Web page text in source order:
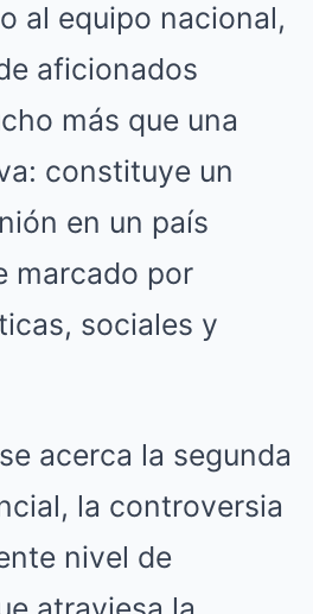
al equipo nacional,
aficionados
más que una
constituye un
en un país
marcado por
sociales y
acerca la segunda
la controversia
nivel de